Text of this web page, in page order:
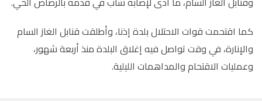
كما اقتحمت قوات الاحتلال بلدة إذنا، وأطلقت قنابل الغاز السام
والإنارة، في وقت تواصل فيه إغلاق البلدة منذ أربعة شهور،
وعمليات الاقتحام والمداهمات الليلية.